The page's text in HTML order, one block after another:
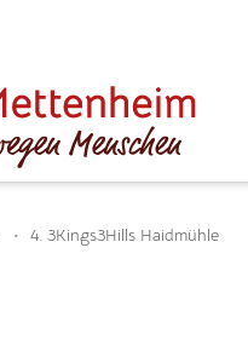
4. 3Kings3Hills Haidmühle